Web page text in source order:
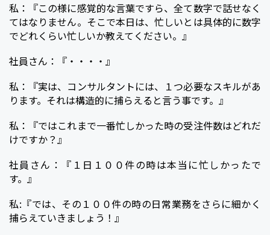
私：『この様に感覚的な言葉ですら、全て数字で話せなく
てはなりません。そこで本日は、忙しいとは具体的に数字
でどれくらい忙しいか教えてください。』
社員さん：『・・・・』
私：『実は、コンサルタントには、１つ必要なスキルがあ
ります。それは構造的に捕らえると言う事です。』
私：『ではこれまで一番忙しかった時の受注件数はどれだ
けですか？』
社員さん：『１日１００件の時は本当に忙しかったで
す。』
私:『では、その１００件の時の日常業務をさらに細かく
捕らえていきましょう！』